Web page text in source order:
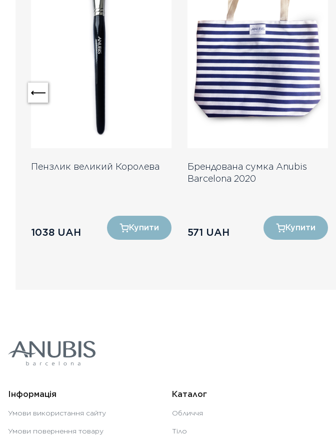
Пензлик великий Королева
1038 UAH Купити
Брендована сумка Anubis
Barcelona 2020
571 UAH Купити
Інформація
Умови використання сайту
Умови повернення товару
Каталог
Обличчя
Тіло